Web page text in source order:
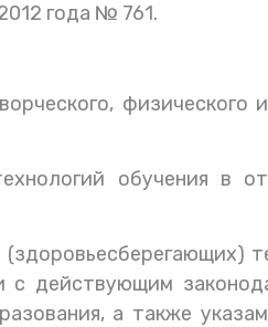
года № 761.
физического
обучения в
(здоровьесберегающих)
действующим
а также